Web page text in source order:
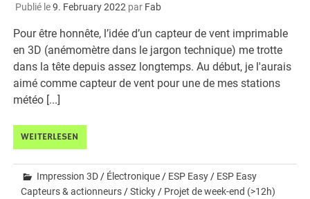
Publié le9. February 2022 par Fab
Pour être honnête, l’idée d’un capteur de vent imprimable
en 3D (anémomètre dans le jargon technique) me trotte
dans la tête depuis assez longtemps. Au début, je l'aurais
aimé comme capteur de vent pour une de mes stations
météo [...]
WEITERLESEN
Impression 3D / Électronique / ESP Easy / ESP Easy
Capteurs & actionneurs /Sticky / Projet de week-end (>12h)